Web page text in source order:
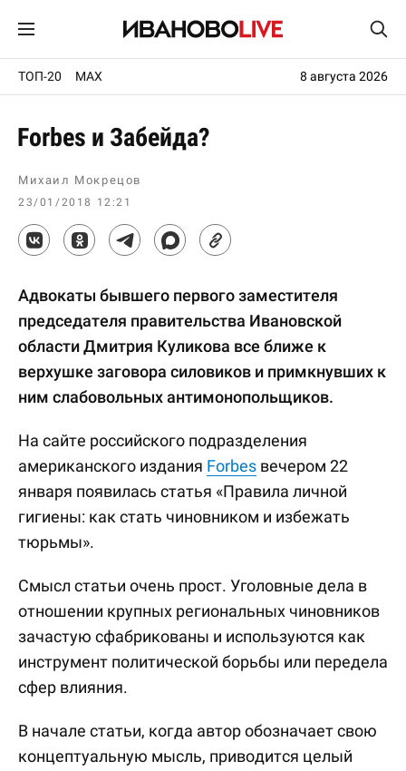
ТОП-20 MAX 8 августа 2026
Forbes и Забейда?
Михаил Мокрецов
23/01/2018 12:21
Адвокаты бывшего первого заместителя
председателя правительства Ивановской
области Дмитрия Куликова все ближе к
верхушке заговора силовиков и примкнувших к
ним слабовольных антимонопольщиков.
На сайте российского подразделения
американского издания Forbes вечером 22
января появилась статья «Правила личной
гигиены: как стать чиновником и избежать
тюрьмы».
Смысл статьи очень прост. Уголовные дела в
отношении крупных региональных чиновников
зачастую сфабрикованы и используются как
инструмент политической борьбы или передела
сфер влияния.
В начале статьи, когда автор обозначает свою
концептуальную мысль, приводится целый